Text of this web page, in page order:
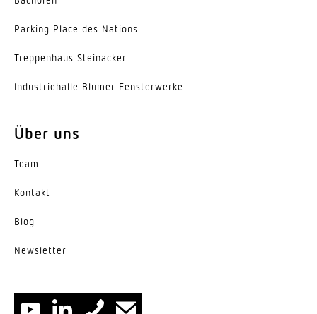
Parking Place des Nations
Trep­penhaus Steinacker
Indus­trie­halle Blumer Fensterwerke
Über uns
Team
Kontakt
Blog
News­letter